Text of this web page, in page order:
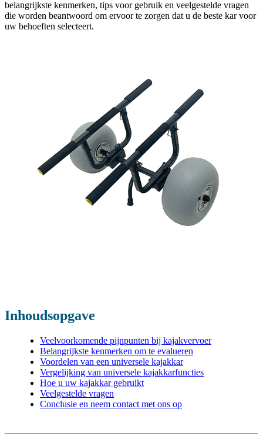
belangrijkste kenmerken, tips voor gebruik en veelgestelde vragen
die worden beantwoord om ervoor te zorgen dat u de beste kar voor
uw behoeften selecteert.
Inhoudsopgave
Veelvoorkomende pijnpunten bij kajakvervoer
Belangrijkste kenmerken om te evalueren
Voordelen van een universele kajakkar
Vergelijking van universele kajakkarfuncties
Hoe u uw kajakkar gebruikt
Veelgestelde vragen
Conclusie en neem contact met ons op